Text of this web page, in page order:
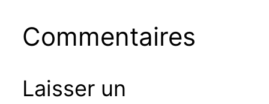
Commentaires
Laisser un